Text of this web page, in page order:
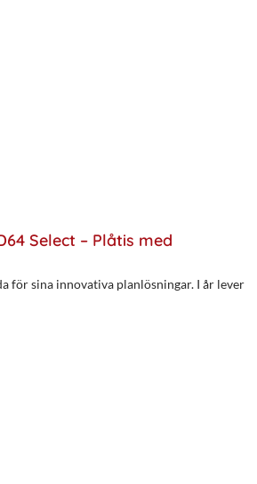
Select – Plåtis med
för sina innovativa planlösningar. I år lever